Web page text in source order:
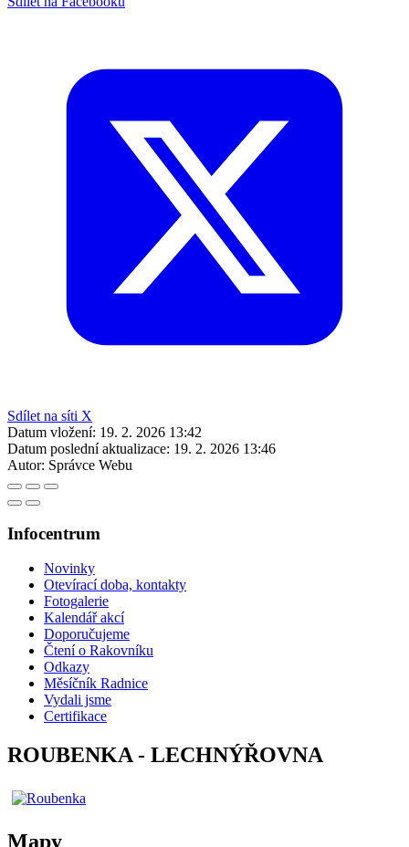
Sdílet na síti X
Datum vložení: 19. 2. 2026 13:42
Datum poslední aktualizace: 19. 2. 2026 13:46
Autor: Správce Webu
Infocentrum
Novinky
Otevírací doba, kontakty
Fotogalerie
Kalendář akcí
Doporučujeme
Čtení o Rakovníku
Odkazy
Měsíčník Radnice
Vydali jsme
Certifikace
ROUBENKA - LECHNÝŘOVNA
Mapy